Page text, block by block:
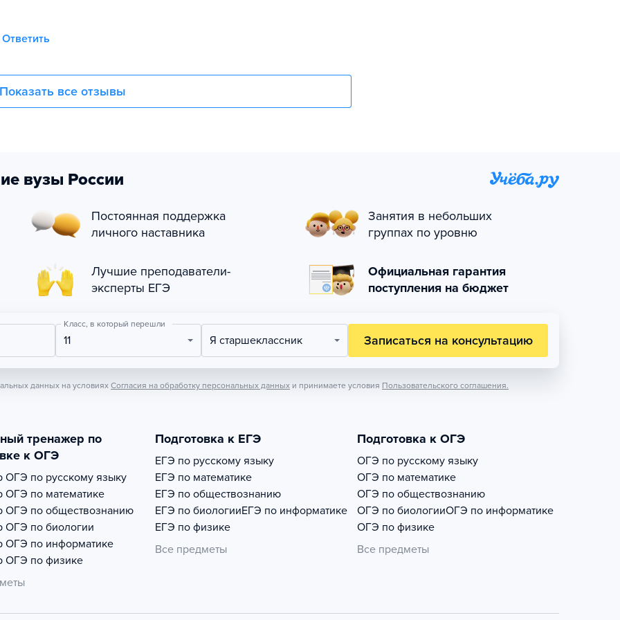
Ответить
все отзывы
вузы России
Постоянная поддержка
личного наставника
Занятия в небольших
группах по уровню
Лучшие преподаватели-
эксперты ЕГЭ
Официальная гарантия
поступления на бюджет
Класс, в который перешли
11 Я старшеклассник Записаться на консультацию
данных на условиях Согласия на обработку персональных данных и принимаете условия Пользовательского соглашения.
тренажер по
к ОГЭ
ОГЭ по русскому языку
ОГЭ по математике
ОГЭ по обществознанию
ОГЭ по биологии
ОГЭ по информатике
ОГЭ по физике
Подготовка к ЕГЭ
ЕГЭ по русскому языку
ЕГЭ по математике
ЕГЭ по обществознанию
ЕГЭ по биологииЕГЭ по информатике
ЕГЭ по физике
Все предметы
Подготовка к ОГЭ
ОГЭ по русскому языку
ОГЭ по математике
ОГЭ по обществознанию
ОГЭ по биологииОГЭ по информатике
ОГЭ по физике
Все предметы